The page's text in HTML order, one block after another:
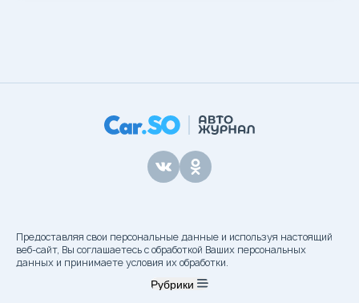
Рубрики
Предоставляя свои персональные данные и используя настоящий
веб-сайт, Вы соглашаетесь с обработкой Ваших персональных
данных и принимаете условия их обработки.